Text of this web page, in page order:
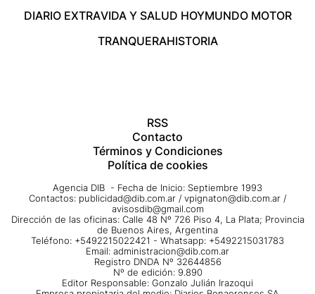
DIARIO EXTRAVIDA Y SALUD HOYMUNDO MOTOR
TRANQUERAHISTORIA
RSS
Contacto
Términos y Condiciones
Política de cookies
Agencia DIB - Fecha de Inicio: Septiembre 1993
Contactos: publicidad@dib.com.ar / vpignaton@dib.com.ar /
avisosdib@gmail.com
Dirección de las oficinas: Calle 48 Nº 726 Piso 4, La Plata; Provincia
de Buenos Aires, Argentina
Teléfono: +5492215022421 - Whatsapp: +5492215031783
Email: administracion@dib.com.ar
Registro DNDA Nº 32644856
Nº de edición: 9.890
Editor Responsable: Gonzalo Julián Irazoqui